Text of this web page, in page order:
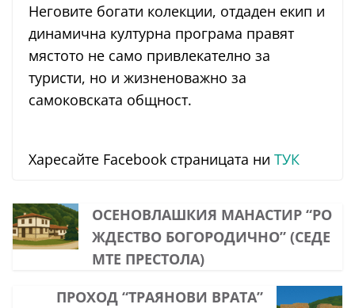
Неговите богати колекции, отдаден екип и
динамична културна програма правят
мястото не само привлекателно за
туристи, но и жизненоважно за
самоковската общност.
Харесайте Facebook страницата ни ТУК
ОСЕНОВЛАШКИЯ МАНАСТИР “РО
ЖДЕСТВО БОГОРОДИЧНО” (СЕДЕ
МТЕ ПРЕСТОЛА)
ПРОХОД “ТРАЯНОВИ ВРАТА”